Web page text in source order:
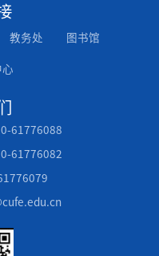
教务处 图书馆
心
61776088
61776082